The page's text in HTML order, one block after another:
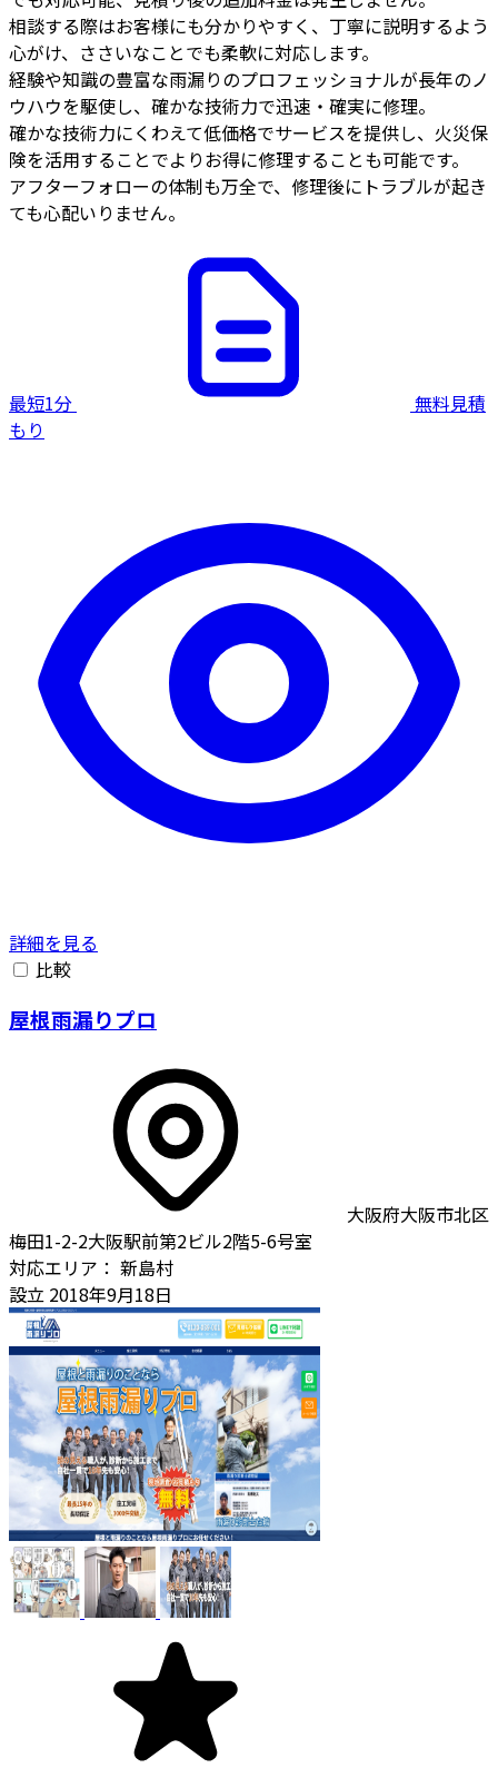
相談する際はお客様にも分かりやすく、丁寧に説明するよう
心がけ、ささいなことでも柔軟に対応します。
経験や知識の豊富な雨漏りのプロフェッショナルが長年のノ
ウハウを駆使し、確かな技術力で迅速・確実に修理。
確かな技術力にくわえて低価格でサービスを提供し、火災保
険を活用することでよりお得に修理することも可能です。
アフターフォローの体制も万全で、修理後にトラブルが起き
ても心配いりません。
最短1分
無料見積
もり
詳細を見る
比較
屋根雨漏りプロ
大阪府大阪市北区
梅田1-2-2大阪駅前第2ビル2階5-6号室
対応エリア： 新島村
設立 2018年9月18日